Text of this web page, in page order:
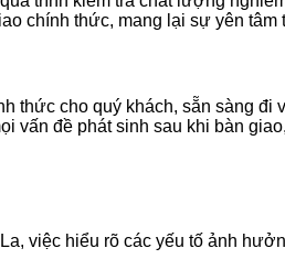
chính thức, mang lại sự yên tâm
thức cho quý khách, sẵn sàng đi
vấn đề phát sinh sau khi bàn
việc hiểu rõ các yếu tố ảnh